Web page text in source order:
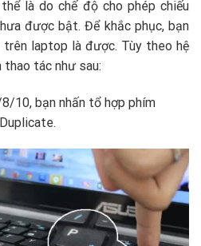
là do chế độ cho phép chiếu
được bật. Để khắc phục, bạn
laptop là được. Tùy theo hệ
thao tác như sau:
10, bạn nhấn tổ hợp phím